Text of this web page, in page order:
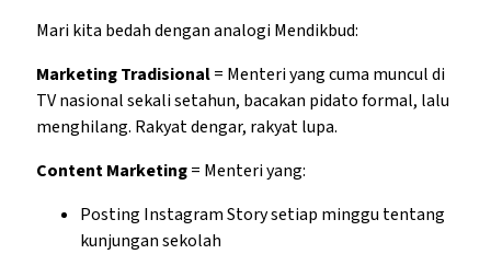
Mari kita bedah dengan analogi Mendikbud:
Marketing Tradisional= Menteri yang cuma muncul di
TV nasional sekali setahun, bacakan pidato formal, lalu
menghilang. Rakyat dengar, rakyat lupa.
Content Marketing= Menteri yang:
Posting Instagram Story setiap minggu tentang
kunjungan sekolah